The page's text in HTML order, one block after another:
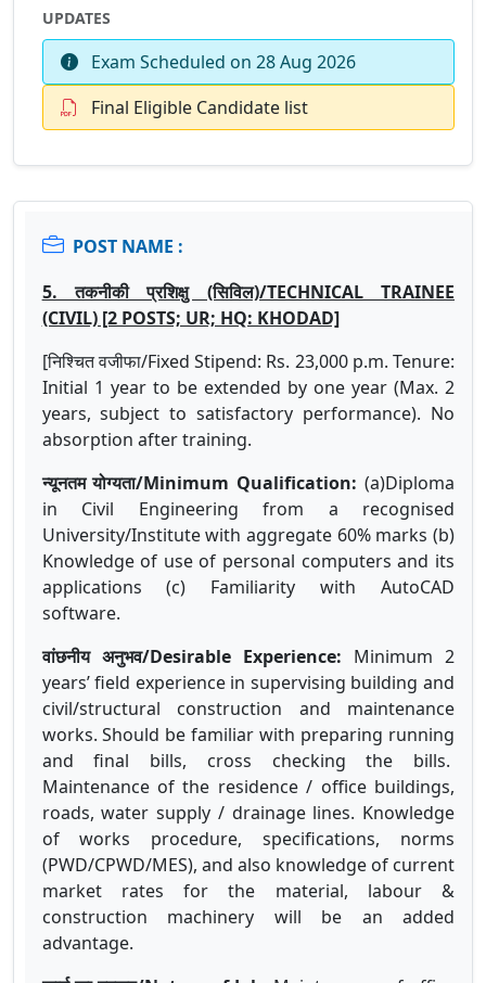
UPDATES
Exam Scheduled on 28 Aug 2026
Final Eligible Candidate list
POST NAME :
5. तकनीकी प्रशिक्षु (सिविल)/TECHNICAL TRAINEE
(CIVIL) [2 POSTS; UR; HQ: KHODAD]
[निश्चित वजीफा/Fixed Stipend: Rs. 23,000 p.m. Tenure:
Initial 1 year to be extended by one year (Max. 2
years, subject to satisfactory performance). No
absorption after training.
न्यूनतम योग्यता/Minimum Qualification: (a)Diploma
in Civil Engineering from a recognised
University/Institute with aggregate 60% marks (b)
Knowledge of use of personal computers and its
applications (c) Familiarity with AutoCAD
software.
वांछनीय अनुभव/Desirable Experience: Minimum 2
years’ field experience in supervising building and
civil/structural construction and maintenance
works. Should be familiar with preparing running
and final bills, cross checking the bills.
Maintenance of the residence / office buildings,
roads, water supply / drainage lines. Knowledge
of works procedure, specifications, norms
(PWD/CPWD/MES), and also knowledge of current
market rates for the material, labour &
construction machinery will be an added
advantage.